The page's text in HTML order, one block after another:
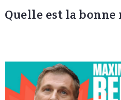
Quelle est la bonne